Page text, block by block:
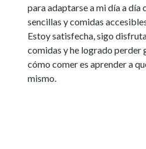
para adaptarse a mi día a día
sencillas y comidas
Estoy satisfecha, sigo
comidas y he logrado perder
cómo comer es aprender a
mismo.